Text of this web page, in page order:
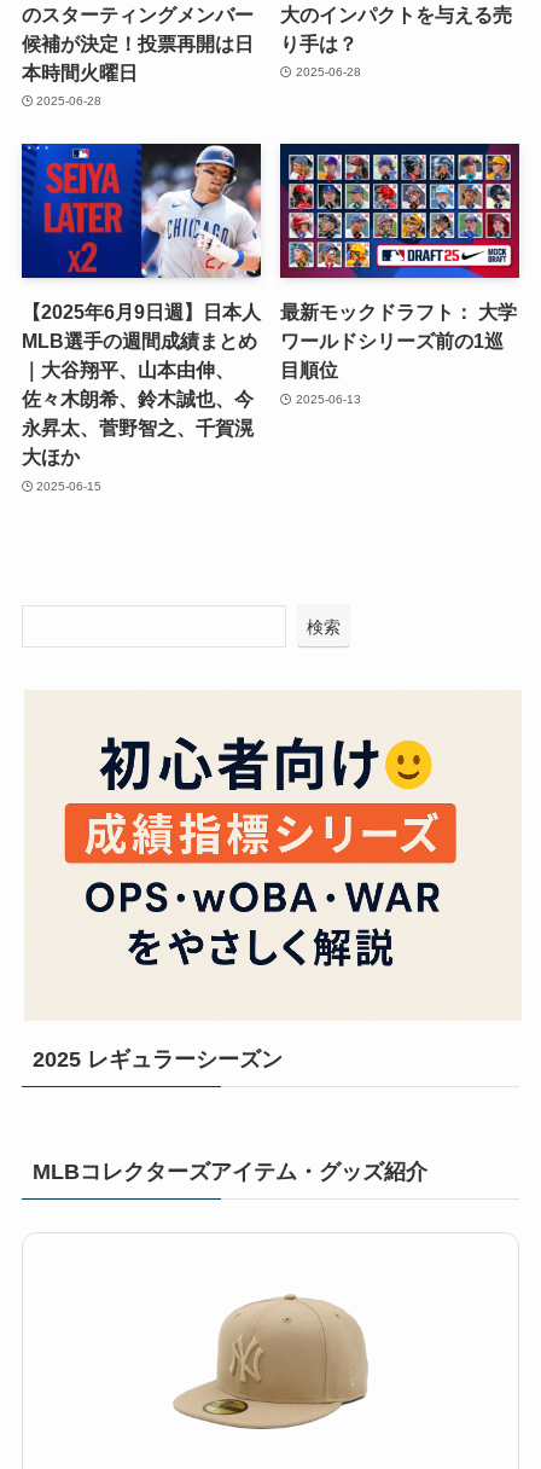
のスターティングメンバー
候補が決定！投票再開は日
本時間火曜日
2025-06-28
大のインパクトを与える売
り手は？
2025-06-28
【2025年6月9日週】日本人
MLB選手の週間成績まとめ
｜大谷翔平、山本由伸、
佐々木朗希、鈴木誠也、今
永昇太、菅野智之、千賀滉
大ほか
2025-06-15
最新モックドラフト： 大学
ワールドシリーズ前の1巡
目順位
2025-06-13
検索
2025 レギュラーシーズン
MLBコレクターズアイテム・グッズ紹介